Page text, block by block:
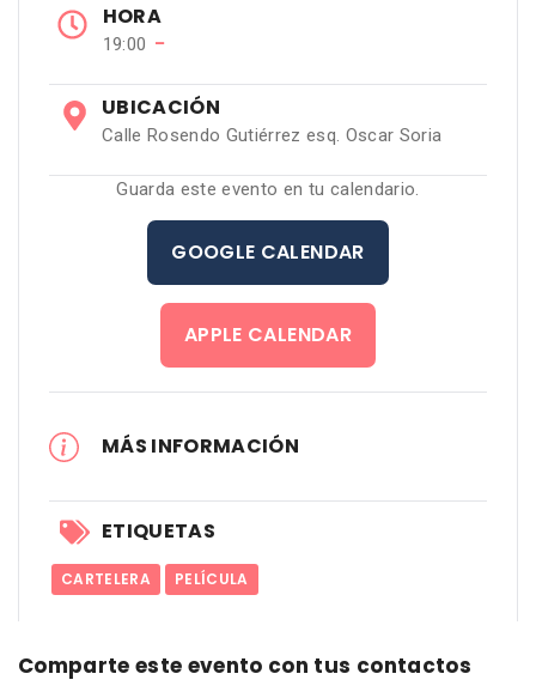
HORA
19:00 −
UBICACIÓN
Calle Rosendo Gutiérrez esq. Oscar Soria
Guarda este evento en tu calendario.
GOOGLE CALENDAR
APPLE CALENDAR
MÁS INFORMACIÓN
ETIQUETAS
CARTELERA PELÍCULA
Comparte este evento con tus contactos